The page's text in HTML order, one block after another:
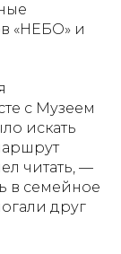
«НЕБО» и
с Музеем
искать
читать, —
в семейное
друг